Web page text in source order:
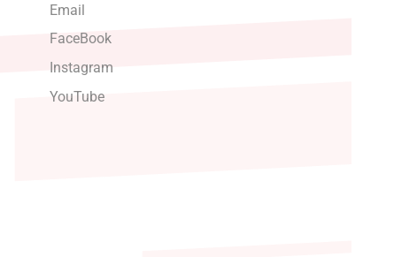
Email
FaceBook
Instagram
YouTube